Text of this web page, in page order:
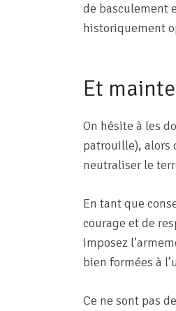
de basculement
historiquement
Et
On hésite à les
patrouille), alors
neutraliser le
En tant que
courage et de
imposez
bien formées à
Ce ne sont pas